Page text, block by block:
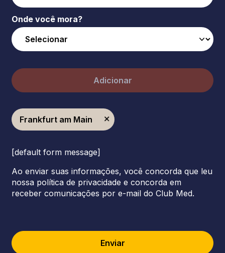
Onde você mora?
Adicionar
Frankfurt am Main
[default form message]
Ao enviar suas informações, você concorda que leu
nossa política de privacidade e concorda em
receber comunicações por e-mail do Club Med.
Enviar